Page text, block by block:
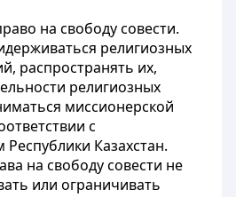
на свободу совести.
религиозных
распространять их,
религиозных
миссионерской
с
Республики Казахстан.
на свободу совести не
или ограничивать